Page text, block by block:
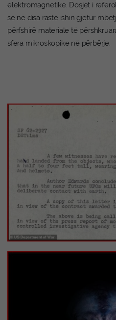
elektromagnetike. Dosjet i
se në disa raste ishin gjetur
përfshirë materiale të
sfera mikroskopike në përbërje.